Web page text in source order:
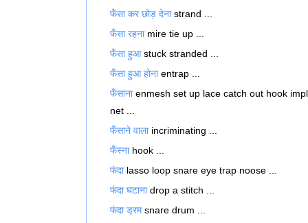
फँसा कर छोड़ देनाstrand ...
फँसा रहनाmire tie up ...
फँसा हुआstuck stranded ...
फँसा हुआ होनाentrap ...
फँसानाenmesh set up lace catch out hook
net ...
फँसाने वालाincriminating ...
फँस्नाhook ...
फंदाlasso loop snare eye trap noose ...
फंदा घटानाdrop a stitch ...
फंदा ड्रमsnare drum ...